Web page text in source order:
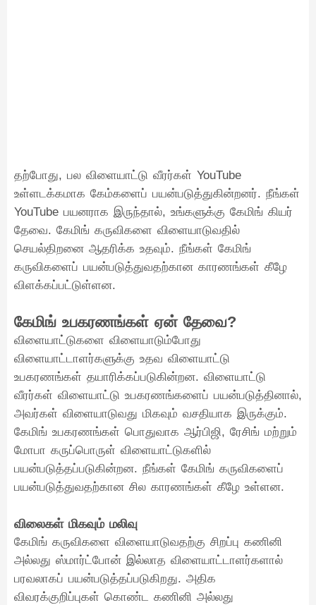
தற்போது, பல விளையாட்டு வீரர்கள் YouTube
உள்ளடக்கமாக கேம்களைப் பயன்படுத்துகின்றனர். நீங்கள்
YouTube பயனராக இருந்தால், உங்களுக்கு கேமிங் கியர்
தேவை. கேமிங் கருவிகளை விளையாடுவதில்
செயல்திறனை ஆதரிக்க உதவும். நீங்கள் கேமிங்
கருவிகளைப் பயன்படுத்துவதற்கான காரணங்கள் கீழே
விளக்கப்பட்டுள்ளன.
கேமிங் உபகரணங்கள் ஏன் தேவை?
விளையாட்டுகளை விளையாடும்போது
விளையாட்டாளர்களுக்கு உதவ விளையாட்டு
உபகரணங்கள் தயாரிக்கப்படுகின்றன. விளையாட்டு
வீரர்கள் விளையாட்டு உபகரணங்களைப் பயன்படுத்தினால்,
அவர்கள் விளையாடுவது மிகவும் வசதியாக இருக்கும்.
கேமிங் உபகரணங்கள் பொதுவாக ஆர்பிஜி, ரேசிங் மற்றும்
மோபா கருப்பொருள் விளையாட்டுகளில்
பயன்படுத்தப்படுகின்றன. நீங்கள் கேமிங் கருவிகளைப்
பயன்படுத்துவதற்கான சில காரணங்கள் கீழே உள்ளன.
விலைகள் மிகவும் மலிவு
கேமிங் கருவிகளை விளையாடுவதற்கு சிறப்பு கணினி
அல்லது ஸ்மார்ட்போன் இல்லாத விளையாட்டாளர்களால்
பரவலாகப் பயன்படுத்தப்படுகிறது. அதிக
விவரக்குறிப்புகள் கொண்ட கணினி அல்லது